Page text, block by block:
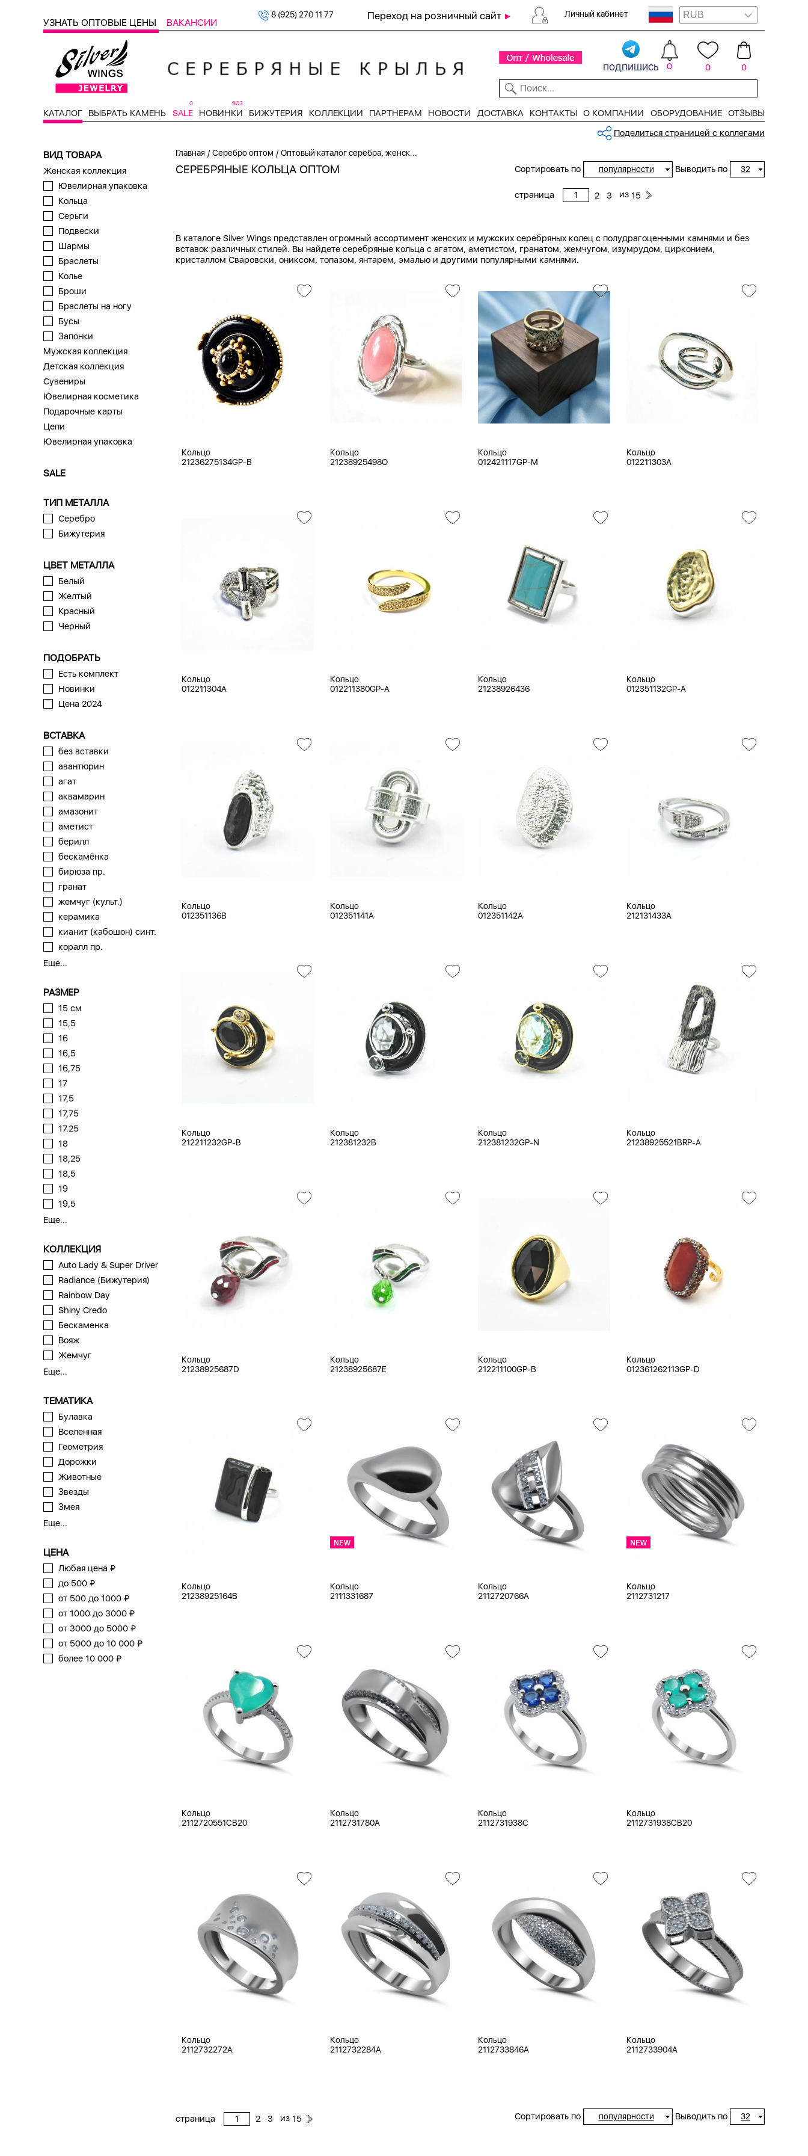
УЗНАТЬ ОПТОВЫЕ ЦЕНЫ ВАКАНСИИ
8 (925) 270 11 77 Переход на розничный сайт Личный кабинет
подпишись 0 0 0
КАТАЛОГ ВЫБРАТЬ КАМЕНЬ SALE
0
НОВИНКИ
903
БИЖУТЕРИЯ КОЛЛЕКЦИИ ПАРТНЕРАМ НОВОСТИ ДОСТАВКА КОНТАКТЫ О КОМПАНИИ ОБОРУДОВАНИЕ ОТЗЫВЫ
Поделиться страницей с коллегами
ВИД ТОВАРА
Женская коллекция
Ювелирная упаковка
Кольца
Серьги
Подвески
Шармы
Браслеты
Колье
Броши
Браслеты на ногу
Бусы
Запонки
Мужская коллекция
Детская коллекция
Сувениры
Ювелирная косметика
Подарочные карты
Цепи
Ювелирная упаковка
SALE
ТИП МЕТАЛЛА
Серебро
Бижутерия
ЦВЕТ МЕТАЛЛА
Белый
Желтый
Красный
Черный
ПОДОБРАТЬ
Есть комплект
Новинки
Цена 2024
ВСТАВКА
без вставки
авантюрин
агат
аквамарин
амазонит
аметист
берилл
бескамёнка
бирюза пр.
гранат
жемчуг (культ.)
керамика
кианит (кабошон) синт.
коралл пр.
Еще...
РАЗМЕР
15 см
15,5
16
16,5
16,75
17
17,5
17,75
17.25
18
18,25
18,5
19
19,5
Еще...
КОЛЛЕКЦИЯ
Auto Lady & Super Driver
Radiance (Бижутерия)
Rainbow Day
Shiny Credo
Бескаменка
Вояж
Жемчуг
Еще...
ТЕМАТИКА
Булавка
Вселенная
Геометрия
Дорожки
Животные
Звезды
Змея
Еще...
ЦЕНА
Любая цена ₽
до 500 ₽
от 500 до 1000 ₽
от 1000 до 3000 ₽
от 3000 до 5000 ₽
от 5000 до 10 000 ₽
более 10 000 ₽
Главная /Серебро оптом /Оптовый каталог серебра, женск...
СЕРЕБРЯНЫЕ КОЛЬЦА ОПТОМ Сортировать по популярности Выводить по 32
страница 2 3 из 15
В каталоге Silver Wings представлен огромный ассортимент женских и мужских серебряных колец с полудрагоценными камнями и без
вставок различных стилей. Вы найдете серебряные кольца с агатом, аметистом, гранатом, жемчугом, изумрудом, цирконием,
кристаллом Сваровски, ониксом, топазом, янтарем, эмалью и другими популярными камнями.
Кольцо
21236275134GP-B
Кольцо
21238925498O
Кольцо
012421117GP-M
Кольцо
012211303A
Кольцо
012211304A
Кольцо
012211380GP-A
Кольцо
21238926436
Кольцо
012351132GP-A
Кольцо
012351136B
Кольцо
012351141A
Кольцо
012351142A
Кольцо
212131433A
Кольцо
212211232GP-B
Кольцо
212381232B
Кольцо
212381232GP-N
Кольцо
21238925521BRP-A
Кольцо
21238925687D
Кольцо
21238925687E
Кольцо
212211100GP-B
Кольцо
012361262113GP-D
Кольцо
21238925164B
Кольцо
2111331687
Кольцо
2112720766A
Кольцо
2112731217
Кольцо
2112720551CB20
Кольцо
2112731780A
Кольцо
2112731938C
Кольцо
2112731938CB20
Кольцо
2112732272A
Кольцо
2112732284A
Кольцо
2112733846A
Кольцо
2112733904A
Сортировать по популярности Выводить по 32
страница 2 3 из 15